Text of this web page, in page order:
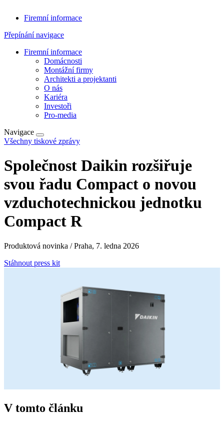
Firemní informace
Přepínání navigace
Firemní informace
Domácnosti
Montážní firmy
Architekti a projektanti
O nás
Kariéra
Investoři
Pro-media
Navigace
Všechny tiskové zprávy
Společnost Daikin rozšiřuje
svou řadu Compact o novou
vzduchotechnickou jednotku
Compact R
Produktová novinka / Praha, 7. ledna 2026
Stáhnout press kit
V tomto článku